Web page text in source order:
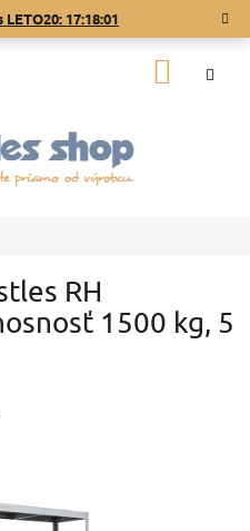
LETO20: 17:18:00
RH
1500 kg, 5